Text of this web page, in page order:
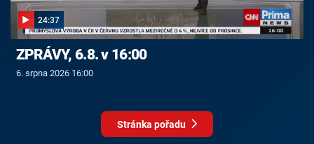
24:37
ZPRÁVY, 6.8. v 16:00
6. srpna 2026 16:00
Stránka pořadu